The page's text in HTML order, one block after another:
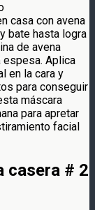
casa con avena
bate hasta logra
de avena
espesa. Aplica
en la cara y
para conseguir
máscara
para apretar
facial
casera # 2